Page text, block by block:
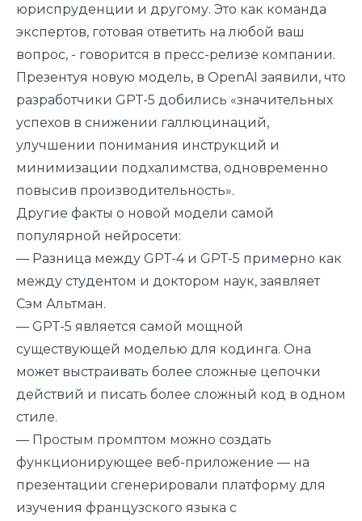
юриспруденции и другому. Это как команда
экспертов, готовая ответить на любой ваш
вопрос, - говорится в пресс-релизе компании.
Презентуя новую модель, в OpenAI заявили, что
разработчики GPT-5 добились «значительных
успехов в снижении галлюцинаций,
улучшении понимания инструкций и
минимизации подхалимства, одновременно
повысив производительность».
Другие факты о новой модели самой
популярной нейросети:
— Разница между GPT-4 и GPT-5 примерно как
между студентом и доктором наук, заявляет
Сэм Альтман.
— GPT-5 является самой мощной
существующей моделью для кодинга. Она
может выстраивать более сложные цепочки
действий и писать более сложный код в одном
стиле.
— Простым промптом можно создать
функционирующее веб-приложение — на
презентации сгенерировали платформу для
изучения французского языка с